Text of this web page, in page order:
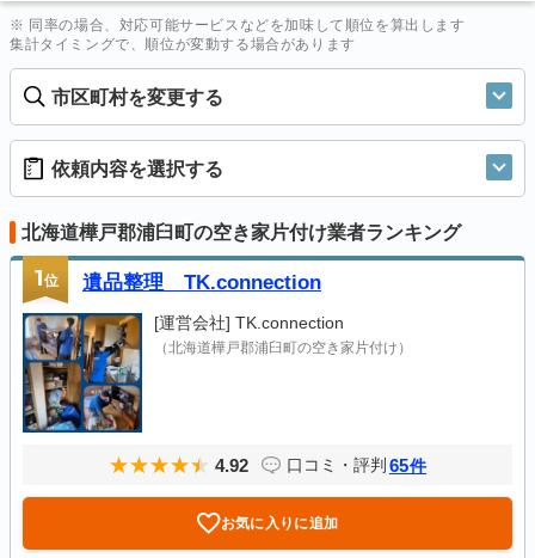
※ 同率の場合、対応可能サービスなどを加味して順位を算出します
集計タイミングで、順位が変動する場合があります
市区町村を変更する
依頼内容を選択する
北海道樺戸郡浦臼町の空き家片付け業者ランキング
1位 遺品整理 TK.connection
[運営会社] TK.connection
（北海道樺戸郡浦臼町の空き家片付け）
4.92 口コミ・評判 65件
お気に入りに追加